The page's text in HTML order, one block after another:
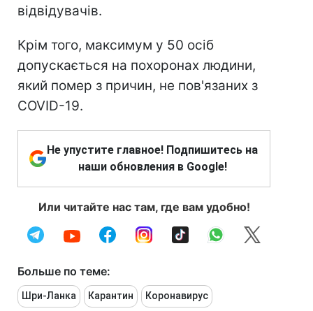
відвідувачів.
Крім того, максимум у 50 осіб
допускається на похоронах людини,
який помер з причин, не пов'язаних з
COVID-19.
Не упустите главное! Подпишитесь на
наши обновления в Google!
Или читайте нас там, где вам удобно!
Больше по теме:
Шри-Ланка Карантин Коронавирус